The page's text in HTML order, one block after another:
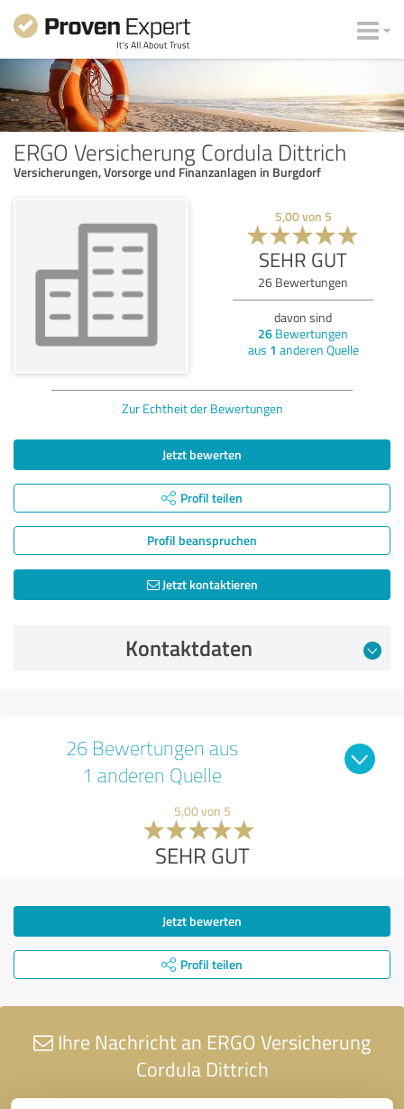
ERGO Versicherung Cordula Dittrich
Versicherungen, Vorsorge und Finanzanlagen in Burgdorf
5,00von 5
SEHR GUT
26 Bewertungen
davon sind
26 Bewertungen
aus 1 anderen Quelle
Zur Echtheit der Bewertungen
Jetzt bewerten
Profil teilen
Profil beanspruchen
Jetzt kontaktieren
Kontaktdaten
26 Bewertungen aus
1 anderen Quelle
5,00 von 5
SEHR GUT
Jetzt bewerten
Profil teilen
Ihre Nachricht an ERGO Versicherung
Cordula Dittrich